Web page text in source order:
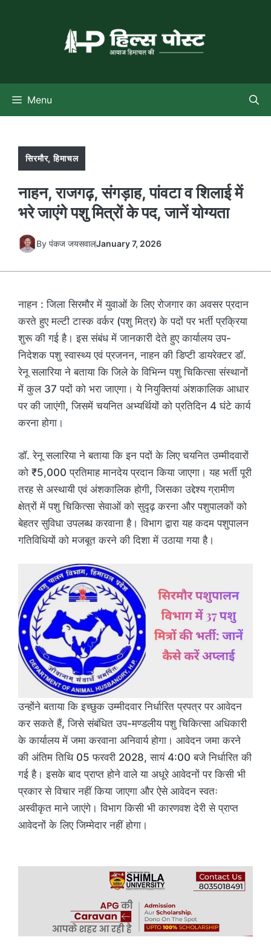
Menu
सिरमौर,हिमाचल
नाहन, राजगढ़, संगड़ाह, पांवटा व शिलाई में
भरे जाएंगे पशु मित्रों के पद, जानें योग्यता
By पंकज जयसवालJanuary 7, 2026
नाहन : जिला सिरमौर में युवाओं के लिए रोजगार का अवसर प्रदान
करते हुए मल्टी टास्क वर्कर (पशु मित्र) के पदों पर भर्ती प्रक्रिया
शुरू की गई है। इस संबंध में जानकारी देते हुए कार्यालय उप-
निदेशक पशु स्वास्थ्य एवं प्रजनन, नाहन की डिप्टी डायरेक्टर डॉ.
रेनू सलारिया ने बताया कि जिले के विभिन्न पशु चिकित्सा संस्थानों
में कुल 37 पदों को भरा जाएगा। ये नियुक्तियां अंशकालिक आधार
पर की जाएंगी, जिसमें चयनित अभ्यर्थियों को प्रतिदिन 4 घंटे कार्य
करना होगा।
डॉ. रेनू सलारिया ने बताया कि इन पदों के लिए चयनित उम्मीदवारों
को ₹5,000 प्रतिमाह मानदेय प्रदान किया जाएगा। यह भर्ती पूरी
तरह से अस्थायी एवं अंशकालिक होगी, जिसका उद्देश्य ग्रामीण
क्षेत्रों में पशु चिकित्सा सेवाओं को सुदृढ़ करना और पशुपालकों को
बेहतर सुविधा उपलब्ध करवाना है। विभाग द्वारा यह कदम पशुपालन
गतिविधियों को मजबूत करने की दिशा में उठाया गया है।
उन्होंने बताया कि इच्छुक उम्मीदवार निर्धारित प्रपत्र पर आवेदन
कर सकते हैं, जिसे संबंधित उप-मण्डलीय पशु चिकित्सा अधिकारी
के कार्यालय में जमा करवाना अनिवार्य होगा। आवेदन जमा करने
की अंतिम तिथि 05 फरवरी 2028, सायं 4:00 बजे निर्धारित की
गई है। इसके बाद प्राप्त होने वाले या अधूरे आवेदनों पर किसी भी
प्रकार से विचार नहीं किया जाएगा और ऐसे आवेदन स्वतः
अस्वीकृत माने जाएंगे। विभाग किसी भी कारणवश देरी से प्राप्त
आवेदनों के लिए जिम्मेदार नहीं होगा।